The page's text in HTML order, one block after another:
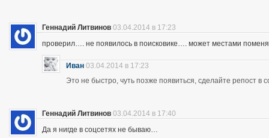
Геннадий Литвинов 03.04.2014 в 17:23
проверил…. не появилось в поисковике…. может местами
Иван 03.04.2014 в 17:23
Это не быстро, чуть позже появиться, сделайте репост в
Геннадий Литвинов 03.04.2014 в 17:40
Да я нигде в соцсетях не бываю…